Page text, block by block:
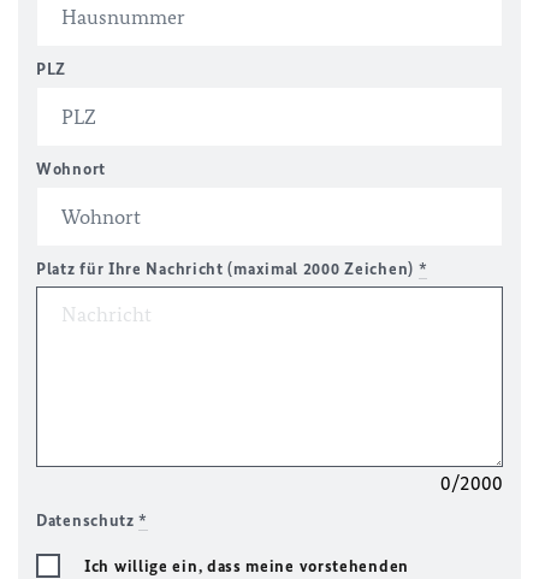
PLZ
Wohnort
Platz für Ihre Nachricht (maximal 2000 Zeichen) *
0/2000
Datenschutz*
Ich willige ein, dass meine vorstehenden